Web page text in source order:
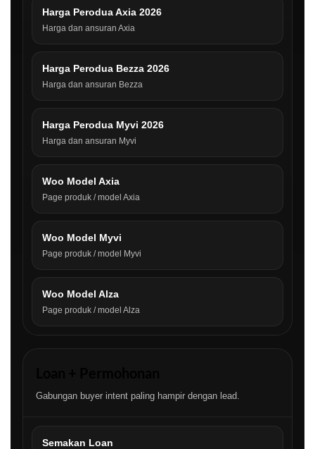
Harga Perodua Axia 2026
Harga dan ansuran Axia
Harga Perodua Bezza 2026
Harga dan ansuran Bezza
Harga Perodua Myvi 2026
Harga dan ansuran Myvi
Woo Model Axia
Page produk / model Axia
Woo Model Myvi
Page produk / model Myvi
Woo Model Alza
Page produk / model Alza
Gabungan buyer intent paling hampir dengan lead.
Semakan Loan